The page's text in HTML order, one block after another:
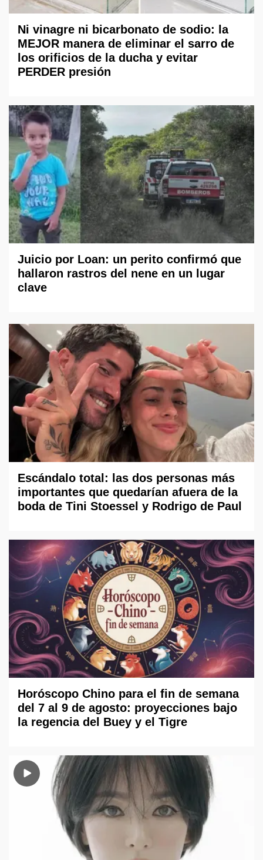
Ni vinagre ni bicarbonato de sodio: la
MEJOR manera de eliminar el sarro de
los orificios de la ducha y evitar
PERDER presión
Juicio por Loan: un perito confirmó que
hallaron rastros del nene en un lugar
clave
Escándalo total: las dos personas más
importantes que quedarían afuera de la
boda de Tini Stoessel y Rodrigo de Paul
Horóscopo Chino para el fin de semana
del 7 al 9 de agosto: proyecciones bajo
la regencia del Buey y el Tigre